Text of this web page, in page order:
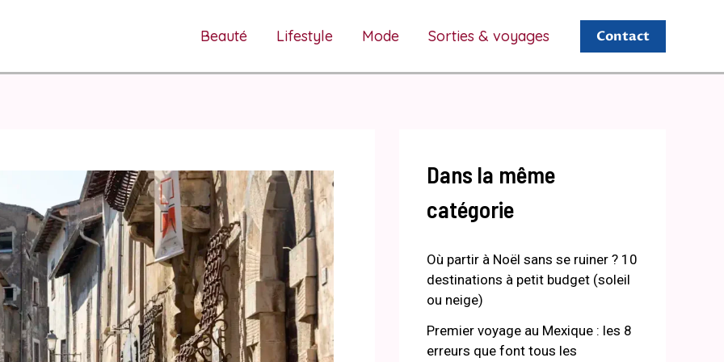
Beauté Lifestyle Mode Sorties & voyages Contact
Dans la même
catégorie
Où partir à Noël sans se ruiner ? 10
destinations à petit budget (soleil
ou neige)
Premier voyage au Mexique : les 8
erreurs que font tous les